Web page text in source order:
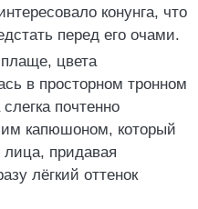
конунга, что
перед его очами.
цвета
в просторном тронном
почтенно
капюшоном, который
придавая
лёгкий оттенок